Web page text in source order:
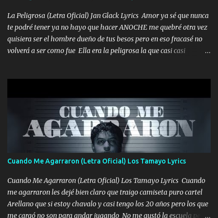
echarle chingazos Y seguir trabajando porque nada es...
La Peligrosa (Letra Oficial) Jan Glack Lyrics Amor ya sé que nunca
te podré tener ya no hayo que hacer ANOCHE me quebré otra vez
quisiera ser el hombre dueño de tus besos pero en eso fracasé no
volverá a ser como fue Ella era la peligrosa la que casi casi
Música Amar me duele estoy rodeado de mujeres pero solo
quieren billetes y yo que solo ocupo verte Recuerdo echábamos
pasión en la troca tus labios besándome yo quitándote la ropa no
quiero que sea nunca con otra yo quiero llevarte a la Luna y si
quieres en ese momento te pido que seas mi esposa Chingada
madre no quiero dejar de tenerte no ayuda la p'uta loquera y al
chile quisiera ser menos de ti dependiente la pinche tristeza me
encierra princesa tu sabes que nunca saldras de mi mente Ella era
la peligro...
Cuando Me Agarraron (Letra Oficial) Los Tamayo Lyrics
Cuando Me Agarraron (Letra Oficial) Los Tamayo Lyrics Cuando
me agarraron les dejé bien claro que traigo camiseta puro cartel
Arellano que si estoy chavalo y casi tengo los 20 años pero los que
me cargó no son para andar jugando No me gustó la escuela pero